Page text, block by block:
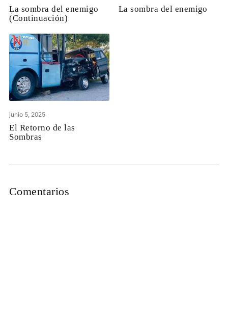
La sombra del enemigo
(Continuación)
La sombra del enemigo
junio 5, 2025
El Retorno de las
Sombras
Comentarios